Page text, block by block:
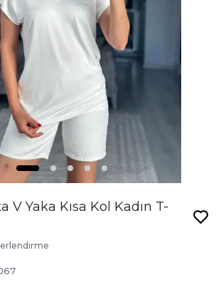
V Yaka Kısa Kol Kadın T-